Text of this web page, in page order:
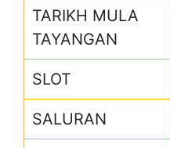
TARIKH MULA
TAYANGAN
SLOT
SALURAN